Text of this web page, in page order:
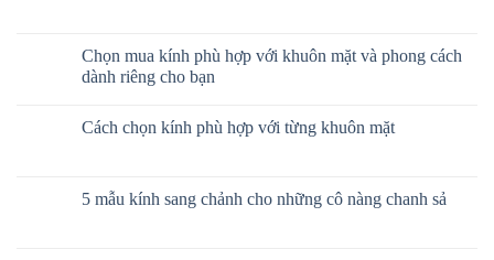
Chọn mua kính phù hợp với khuôn mặt và phong cách
dành riêng cho bạn
Cách chọn kính phù hợp với từng khuôn mặt
5 mẫu kính sang chảnh cho những cô nàng chanh sả